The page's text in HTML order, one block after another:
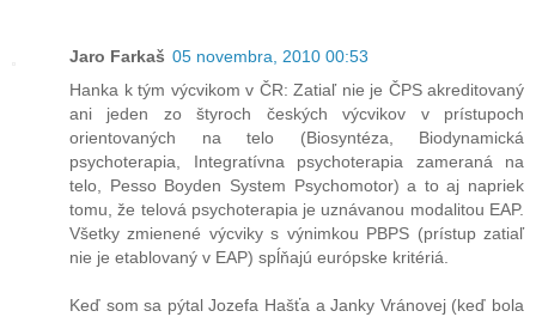
Jaro Farkaš 05 novembra, 2010 00:53
Hanka k tým výcvikom v ČR: Zatiaľ nie je ČPS akreditovaný
ani jeden zo štyroch českých výcvikov v prístupoch
orientovaných na telo (Biosyntéza, Biodynamická
psychoterapia, Integratívna psychoterapia zameraná na
telo, Pesso Boyden System Psychomotor) a to aj napriek
tomu, že telová psychoterapia je uznávanou modalitou EAP.
Všetky zmienené výcviky s výnimkou PBPS (prístup zatiaľ
nie je etablovaný v EAP) spĺňajú európske kritériá.
Keď som sa pýtal Jozefa Hašťa a Janky Vránovej (keď bola